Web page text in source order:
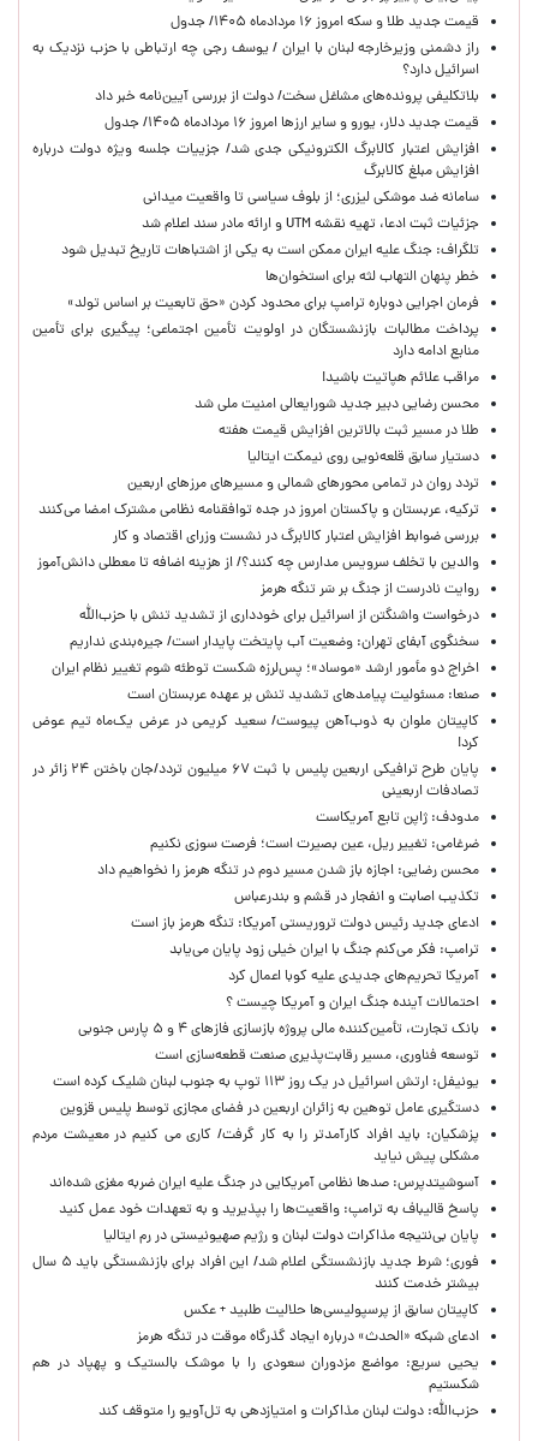
قیمت جدید طلا و سکه امروز ۱۶ مردادماه ۱۴۰۵/ جدول
راز دشمنی وزیرخارجه لبنان با ایران / یوسف رجی چه ارتباطی با حزب نزدیک به
اسرائیل دارد؟
بلاتکلیفی پرونده‌های مشاغل سخت/ دولت از بررسی آیین‌نامه خبر داد
قیمت جدید دلار، یورو و سایر ارزها امروز ۱۶ مردادماه ۱۴۰۵/ جدول
افزایش اعتبار کالابرگ الکترونیکی جدی شد/ جزییات جلسه ویژه دولت درباره
افزایش مبلغ کالابرگ
سامانه ضد موشکی لیزری؛ از بلوف سیاسی تا واقعیت میدانی
جزئیات ثبت ادعا، تهیه نقشه UTM و ارائه مادر سند اعلام شد
تلگراف: جنگ علیه ایران ممکن است به یکی از اشتباهات تاریخ تبدیل شود
خطر پنهان التهاب لثه برای استخوان‌ها
فرمان اجرایی دوباره ترامپ برای محدود کردن «حق تابعیت بر اساس تولد»
پرداخت مطالبات بازنشستگان در اولویت تأمین اجتماعی؛ پیگیری برای تأمین
منابع ادامه دارد
مراقب علائم هپاتیت باشید!
محسن رضایی دبیر جدید شورایعالی امنیت ملی شد
طلا در مسیر ثبت بالاترین افزایش قیمت هفته
دستیار سابق قلعه‌نویی روی نیمکت ایتالیا
تردد روان در تمامی محورهای شمالی و مسیرهای مرزهای اربعین
ترکیه، عربستان و پاکستان امروز در جده توافقنامه نظامی مشترک امضا می‌کنند
بررسی ضوابط افزایش اعتبار کالابرگ در نشست وزرای اقتصاد و کار
والدین با تخلف سرویس مدارس چه کنند؟/ از هزینه اضافه تا معطلی دانش‌آموز
روایت نادرست از جنگ بر سَر تنگه هرمز
درخواست واشنگتن از اسرائیل برای خودداری از تشدید تنش با حزب‌الله
سخنگوی آبفای تهران: وضعیت آب پایتخت پایدار است/ جیره‌بندی نداریم
اخراج دو مأمور ارشد «موساد»؛ پس‌لرزه شکست توطئه شوم تغییر نظام ایران
صنعا: مسئولیت پیامدهای تشدید تنش بر عهده عربستان است
کاپیتان ملوان به ذوب‌آهن پیوست/ سعید کریمی در عرض یک‌ماه تیم عوض
کرد!
پایان طرح ترافیکی اربعین پلیس با ثبت ۶۷ میلیون تردد/جان باختن ۲۴ زائر در
تصادفات اربعینی
مدودف: ژاپن تابع آمریکاست
ضرغامی: تغییر ریل، عین بصیرت است؛ فرصت سوزی نکنیم
محسن رضایی: اجازه باز شدن مسیر دوم در تنگه هرمز را نخواهیم داد
تکذیب اصابت و انفجار در قشم و بندرعباس
ادعای جدید رئیس دولت تروریستی آمریکا: تنگه هرمز باز است
ترامپ: فکر می‌کنم جنگ با ایران خیلی زود پایان می‌یابد
آمریکا تحریم‌های جدیدی علیه کوبا اعمال کرد
احتمالات آینده جنگ ایران و آمریکا چیست ؟
بانک تجارت، تأمین‌کننده مالی پروژه بازسازی فازهای ۴ و ۵ پارس جنوبی
توسعه فناوری، مسیر رقابت‌پذیری صنعت قطعه‌سازی است
یونیفل: ارتش اسرائیل در یک روز ۱۱۳ توپ به جنوب لبنان شلیک کرده است
دستگیری عامل توهین به زائران اربعین در فضای مجازی توسط پلیس قزوین
پزشکیان: باید افراد کارآمدتر را به کار گرفت/ کاری می کنیم در معیشت مردم
مشکلی پیش نیاید
آسوشیتدپرس: صدها نظامی آمریکایی در جنگ علیه ایران ضربه مغزی شده‌اند
پاسخ قالیباف به ترامپ: واقعیت‌ها را بپذیرید و به تعهدات خود عمل کنید
پایان بی‌نتیجه مذاکرات دولت لبنان و رژیم صهیونیستی در رم ایتالیا
فوری؛ شرط جدید بازنشستگی اعلام شد/ این افراد برای بازنشستگی باید ۵ سال
بیشتر خدمت کنند
کاپیتان سابق از پرسپولیسی‌ها حلالیت طلبید + عکس
ادعای شبکه «الحدث» درباره ایجاد گذرگاه موقت در تنگه هرمز
یحیی سریع: مواضع مزدوران سعودی را با موشک بالستیک و پهپاد در هم
شکستیم
حزب‌الله: دولت لبنان مذاکرات و امتیازدهی به تل‌آویو را متوقف کند